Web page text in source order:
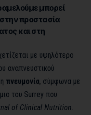
μπορεί
στην προστασία
και στη
με υψηλότερο
αναπνευστικού
πνευμονία, σύμφωνα με
του Surrey που
of Clinical Nutrition